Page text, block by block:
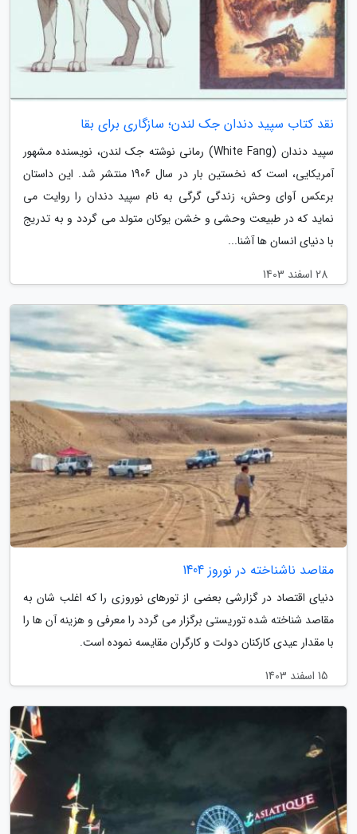
نقد کتاب سپید دندان جک لندن؛ سازگاری برای بقا
سپید دندان (White Fang) رمانی نوشته جک لندن، نویسنده مشهور
آمریکایی، است که نخستین بار در سال 1906 منتشر شد. این داستان
برعکس آوای وحش، زندگی گرگی به نام سپید دندان را روایت می
نماید که در طبیعت وحشی و خشن یوکان متولد می گردد و به تدریج
با دنیای انسان ها آشنا...
28 اسفند 1403
مقاصد ناشناخته در نوروز 1404
دنیای اقتصاد در گزارشی بعضی از تورهای نوروزی را که اغلب شان به
مقاصد شناخته شده توریستی برگزار می گردد را معرفی و هزینه آن ها را
با مقدار عیدی کارکنان دولت و کارگران مقایسه نموده است.
15 اسفند 1403